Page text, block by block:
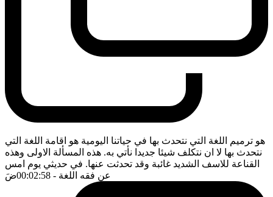
هو ترميم اللغة التي نتحدث بها في حياتنا اليومية هو اقامة اللغة التي
نتحدث بها لا ان نتكلف شيئا جديدا نأتي به. هذه المسألة الاولى وهذه
القناعة للاسف الشديد غائبة وقد تحدثت عنها. في حديثي يوم امس
عن فقه اللغة - 00:02:58 ضَ